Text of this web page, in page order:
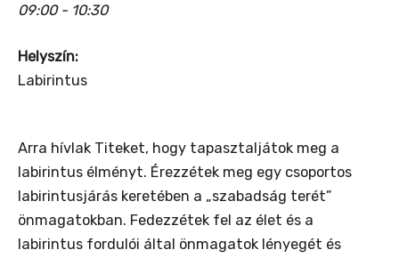
09:00 - 10:30
Helyszín:
Labirintus
Arra hívlak Titeket, hogy tapasztaljátok meg a
labirintus élményt. Érezzétek meg egy csoportos
labirintusjárás keretében a „szabadság terét”
önmagatokban. Fedezzétek fel az élet és a
labirintus fordulói által önmagatok lényegét és